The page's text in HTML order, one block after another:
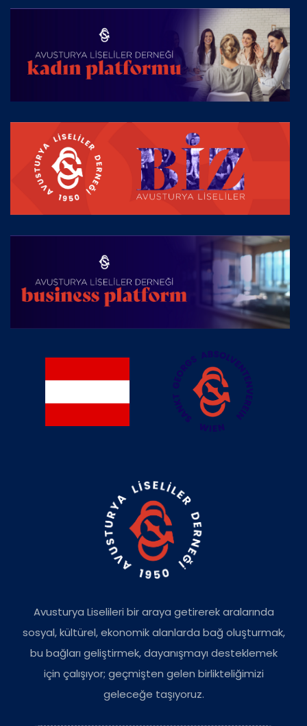
Avusturya Liselileri bir araya getirerek aralarında
sosyal, kültürel, ekonomik alanlarda bağ oluşturmak,
bu bağları geliştirmek, dayanışmayı desteklemek
için çalışıyor; geçmişten gelen birlikteliğimizi
geleceğe taşıyoruz.